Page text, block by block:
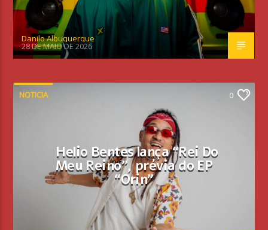
Danilo Albuquerque
28 DE MAIO DE 2026
NOTICIA 0
Helio Bentes lança “Rei Do
Meu Reino”, prévia do EP
“Orin”